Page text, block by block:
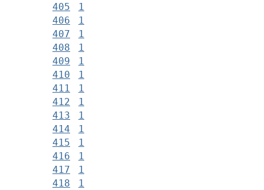
405
1
406
1
407
1
408
1
409
1
410
1
411
1
412
1
413
1
414
1
415
1
416
1
417
1
418
1